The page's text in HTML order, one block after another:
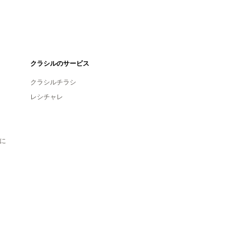
クラシルのサービス
クラシルチラシ
レシチャレ